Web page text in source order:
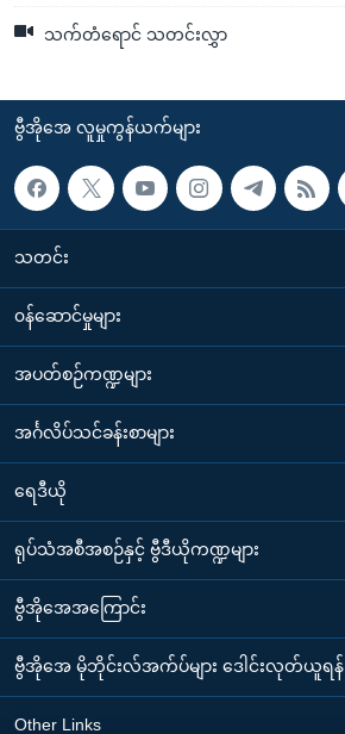
သက်တံရောင် သတင်းလွှာ
ဗွီအိုအေ လူမှုကွန်ယက်များ
သတင်း
၀န်ဆောင်မှုများ
အပတ်စဉ်ကဏ္ဍများ
အင်္ဂလိပ်သင်ခန်းစာများ
ရေဒီယို
ရုပ်သံအစီအစဉ်နှင့် ဗွီဒီယိုကဏ္ဍများ
ဗွီအိုအေအကြောင်း
ဗွီအိုအေ မိုဘိုင်းလ်အက်ပ်များ ဒေါင်းလုတ်ယူရန်
Other Links